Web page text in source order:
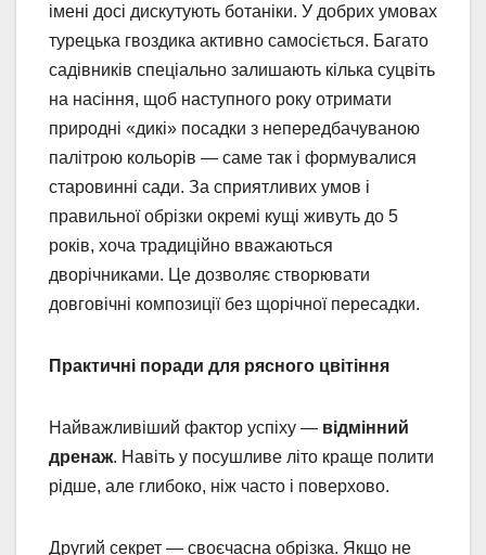
імені досі дискутують ботаніки. У добрих умовах
турецька гвоздика активно самосіється. Багато
садівників спеціально залишають кілька суцвіть
на насіння, щоб наступного року отримати
природні «дикі» посадки з непередбачуваною
палітрою кольорів — саме так і формувалися
старовинні сади. За сприятливих умов і
правильної обрізки окремі кущі живуть до 5
років, хоча традиційно вважаються
дворічниками. Це дозволяє створювати
довговічні композиції без щорічної пересадки.
Практичні поради для рясного цвітіння
Найважливіший фактор успіху — відмінний
дренаж. Навіть у посушливе літо краще полити
рідше, але глибоко, ніж часто і поверхово.
Другий секрет — своєчасна обрізка. Якщо не